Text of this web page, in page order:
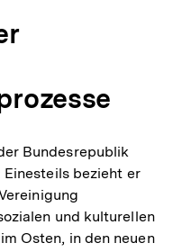
Bundesrepublik
bezieht er
und kulturellen
Osten, in den neuen